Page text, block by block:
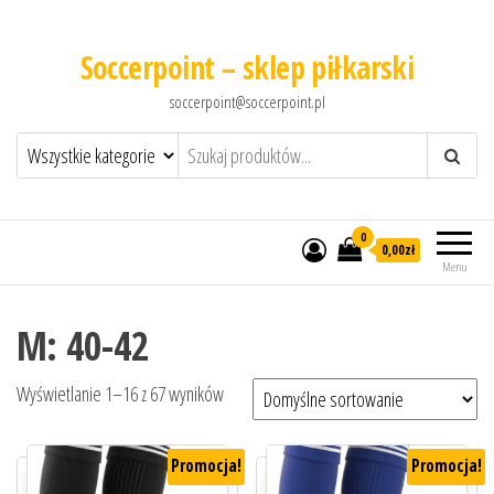
Soccerpoint – sklep piłkarski
soccerpoint@soccerpoint.pl
Menu
0
0,00zł
M: 40-42
Wyświetlanie 1–16 z 67 wyników
Promocja! Promocja!